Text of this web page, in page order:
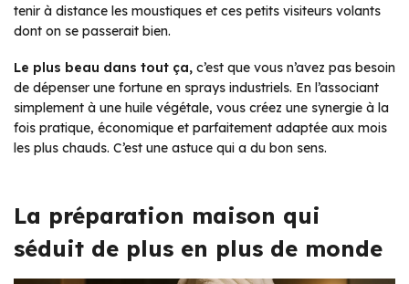
tenir à distance les moustiques et ces petits visiteurs volants
dont on se passerait bien.
Le plus beau dans tout ça, c’est que vous n’avez pas besoin
de dépenser une fortune en sprays industriels. En l’associant
simplement à une huile végétale, vous créez une synergie à la
fois pratique, économique et parfaitement adaptée aux mois
les plus chauds. C’est une astuce qui a du bon sens.
La préparation maison qui
séduit de plus en plus de monde